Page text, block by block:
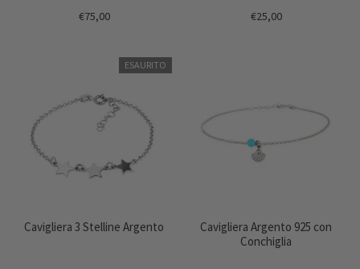
€75,00 €25,00
ESAURITO
Cavigliera 3 Stelline Argento
Cavigliera Argento 925 con
Conchiglia